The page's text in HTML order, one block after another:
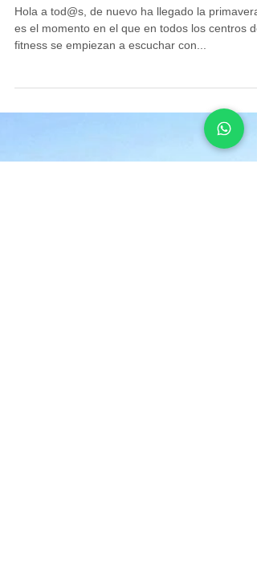
¿Me da tiempo a llegar bien a la
playa?